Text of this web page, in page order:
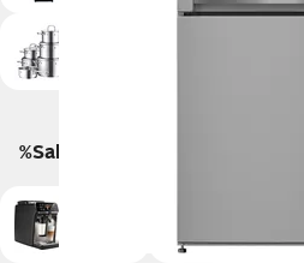
%Sale Kategorien